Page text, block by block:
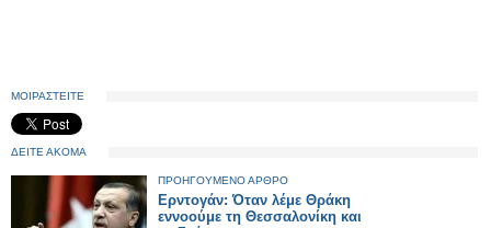
ΜΟΙΡΑΣΤΕΙΤΕ
ΔΕΙΤΕ ΑΚΟΜΑ
ΠΡΟΗΓΟΥΜΕΝΟ ΑΡΘΡΟ
Ερντογάν: Όταν λέμε Θράκη
εννοούμε τη Θεσσαλονίκη και